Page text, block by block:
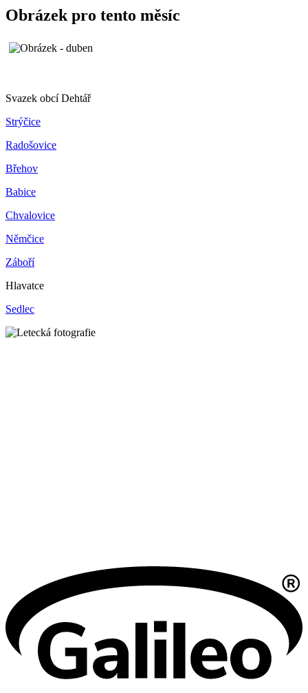
Obrázek pro tento měsíc
Svazek obcí Dehtář
Strýčice
Radošovice
Břehov
Babice
Chvalovice
Němčice
Záboří
Hlavatce
Sedlec